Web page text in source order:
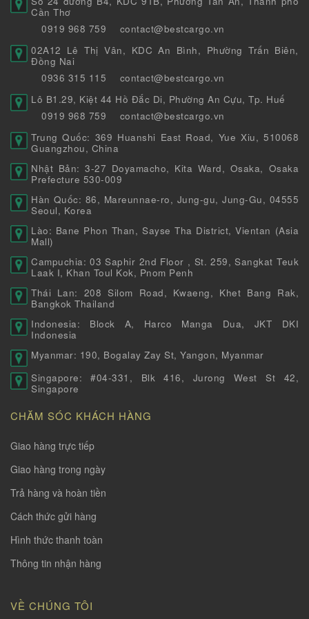
Cần Thơ
0919 968 759
contact@bestcargo.vn
02A12 Lê Thị Vân, KDC An Bình, Phường Trấn Biên,
Đồng Nai
0936 315 115
contact@bestcargo.vn
Lô B1.29, Kiệt 44 Hồ Đắc Di, Phường An Cựu, Tp. Huế
0919 968 759
contact@bestcargo.vn
Trung Quốc: 369 Huanshi East Road, Yue Xiu, 510068
Guangzhou, China
Nhật Bản: 3-27 Doyamacho, Kita Ward, Osaka, Osaka
Prefecture 530-009
Hàn Quốc: 86, Mareunnae-ro, Jung-gu, Jung-Gu, 04555
Seoul, Korea
Lào: Bane Phon Than, Sayse Tha District, Vientan (Asia
Mall)
Campuchia: 03 Saphir 2nd Floor , St. 259, Sangkat Teuk
Laak I, Khan Toul Kok, Pnom Penh
Thái Lan: 208 Silom Road, Kwaeng, Khet Bang Rak,
Bangkok Thailand
Indonesia: Block A, Harco Manga Dua, JKT DKI
Indonesia
Myanmar: 190, Bogalay Zay St, Yangon, Myanmar
Singapore: #04-331, Blk 416, Jurong West St 42,
Singapore
CHĂM SÓC KHÁCH HÀNG
Giao hàng trực tiếp
Giao hàng trong ngày
Trả hàng và hoàn tiền
Cách thức gửi hàng
Hình thức thanh toàn
Thông tin nhận hàng
VỀ CHÚNG TÔI